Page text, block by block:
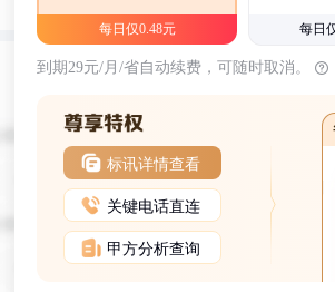
每日仅0.48元 每日
到期29元/月/省自动续费，可随时取消。
标讯详情查看
关键电话直连
甲方分析查询